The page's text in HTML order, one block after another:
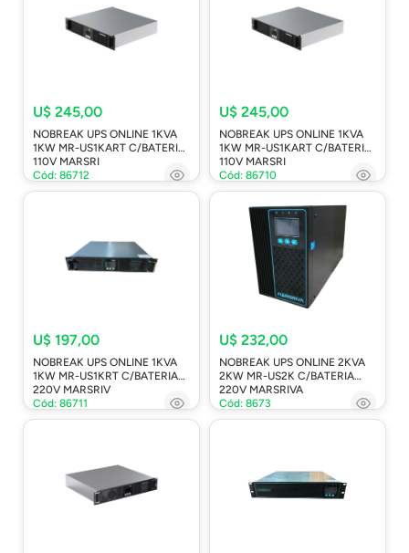
U$ 245,00
NOBREAK UPS ONLINE 1KVA
1KW MR-US1KART C/BATERIA
110V MARSRI
Cód: 86712
U$ 245,00
NOBREAK UPS ONLINE 1KVA
1KW MR-US1KART C/BATERIA
110V MARSRI
Cód: 86710
U$ 197,00
NOBREAK UPS ONLINE 1KVA
1KW MR-US1KRT C/BATERIA
220V MARSRIV
Cód: 86711
U$ 232,00
NOBREAK UPS ONLINE 2KVA
2KW MR-US2K C/BATERIA
220V MARSRIVA
Cód: 8673